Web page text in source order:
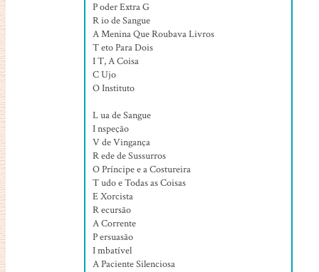
P oder Extra G
R io de Sangue
A Menina Que Roubava Livros
T eto Para Dois
I T, A Coisa
C Ujo
O Instituto
L ua de Sangue
I nspeção
V de Vingança
R ede de Sussurros
O Príncipe e a Costureira
T udo e Todas as Coisas
E Xorcista
R ecursão
A Corrente
P ersuasão
I mbatível
A Paciente Silenciosa